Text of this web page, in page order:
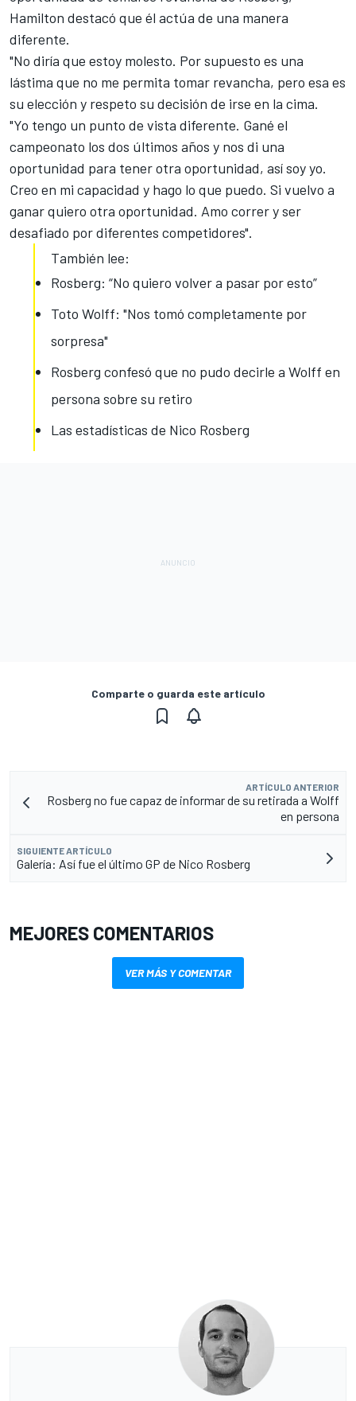
Hamilton destacó que él actúa de una manera
diferente.
"No diría que estoy molesto. Por supuesto es una
lástima que no me permita tomar revancha, pero esa es
su elección y respeto su decisión de irse en la cima.
"Yo tengo un punto de vista diferente. Gané el
campeonato los dos últimos años y nos di una
oportunidad para tener otra oportunidad, así soy yo.
Creo en mi capacidad y hago lo que puedo. Si vuelvo a
ganar quiero otra oportunidad. Amo correr y ser
desafiado por diferentes competidores".
También lee:
Rosberg: “No quiero volver a pasar por esto”
Toto Wolff: "Nos tomó completamente por
sorpresa"
Rosberg confesó que no pudo decirle a Wolff en
persona sobre su retiro
Las estadísticas de Nico Rosberg
Comparte o guarda este artículo
ARTÍCULO ANTERIOR
Rosberg no fue capaz de informar de su retirada a Wolff
en persona
SIGUIENTE ARTÍCULO
Galería: Así fue el último GP de Nico Rosberg
MEJORES COMENTARIOS
VER MÁS Y COMENTAR